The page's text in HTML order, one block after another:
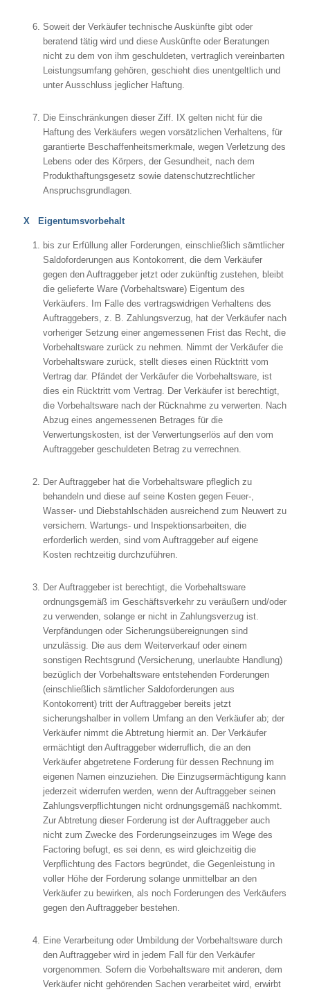
Soweit der Verkäufer technische Auskünfte gibt oder
beratend tätig wird und diese Auskünfte oder Beratungen
nicht zu dem von ihm geschuldeten, vertraglich vereinbarten
Leistungsumfang gehören, geschieht dies unentgeltlich und
unter Ausschluss jeglicher Haftung.
Die Einschränkungen dieser Ziff. IX gelten nicht für die
Haftung des Verkäufers wegen vorsätzlichen Verhaltens, für
garantierte Beschaffenheitsmerkmale, wegen Verletzung des
Lebens oder des Körpers, der Gesundheit, nach dem
Produkthaftungsgesetz sowie datenschutzrechtlicher
Anspruchsgrundlagen.
X Eigentumsvorbehalt
bis zur Erfüllung aller Forderungen, einschließlich sämtlicher
Saldoforderungen aus Kontokorrent, die dem Verkäufer
gegen den Auftraggeber jetzt oder zukünftig zustehen, bleibt
die gelieferte Ware (Vorbehaltsware) Eigentum des
Verkäufers. Im Falle des vertragswidrigen Verhaltens des
Auftraggebers, z. B. Zahlungsverzug, hat der Verkäufer nach
vorheriger Setzung einer angemessenen Frist das Recht, die
Vorbehaltsware zurück zu nehmen. Nimmt der Verkäufer die
Vorbehaltsware zurück, stellt dieses einen Rücktritt vom
Vertrag dar. Pfändet der Verkäufer die Vorbehaltsware, ist
dies ein Rücktritt vom Vertrag. Der Verkäufer ist berechtigt,
die Vorbehaltsware nach der Rücknahme zu verwerten. Nach
Abzug eines angemessenen Betrages für die
Verwertungskosten, ist der Verwertungserlös auf den vom
Auftraggeber geschuldeten Betrag zu verrechnen.
Der Auftraggeber hat die Vorbehaltsware pfleglich zu
behandeln und diese auf seine Kosten gegen Feuer-,
Wasser- und Diebstahlschäden ausreichend zum Neuwert zu
versichern. Wartungs- und Inspektionsarbeiten, die
erforderlich werden, sind vom Auftraggeber auf eigene
Kosten rechtzeitig durchzuführen.
Der Auftraggeber ist berechtigt, die Vorbehaltsware
ordnungsgemäß im Geschäftsverkehr zu veräußern und/oder
zu verwenden, solange er nicht in Zahlungsverzug ist.
Verpfändungen oder Sicherungsübereignungen sind
unzulässig. Die aus dem Weiterverkauf oder einem
sonstigen Rechtsgrund (Versicherung, unerlaubte Handlung)
bezüglich der Vorbehaltsware entstehenden Forderungen
(einschließlich sämtlicher Saldoforderungen aus
Kontokorrent) tritt der Auftraggeber bereits jetzt
sicherungshalber in vollem Umfang an den Verkäufer ab; der
Verkäufer nimmt die Abtretung hiermit an. Der Verkäufer
ermächtigt den Auftraggeber widerruflich, die an den
Verkäufer abgetretene Forderung für dessen Rechnung im
eigenen Namen einzuziehen. Die Einzugsermächtigung kann
jederzeit widerrufen werden, wenn der Auftraggeber seinen
Zahlungsverpflichtungen nicht ordnungsgemäß nachkommt.
Zur Abtretung dieser Forderung ist der Auftraggeber auch
nicht zum Zwecke des Forderungseinzuges im Wege des
Factoring befugt, es sei denn, es wird gleichzeitig die
Verpflichtung des Factors begründet, die Gegenleistung in
voller Höhe der Forderung solange unmittelbar an den
Verkäufer zu bewirken, als noch Forderungen des Verkäufers
gegen den Auftraggeber bestehen.
Eine Verarbeitung oder Umbildung der Vorbehaltsware durch
den Auftraggeber wird in jedem Fall für den Verkäufer
vorgenommen. Sofern die Vorbehaltsware mit anderen, dem
Verkäufer nicht gehörenden Sachen verarbeitet wird, erwirbt